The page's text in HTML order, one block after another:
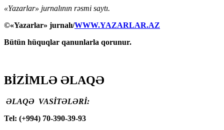
«Yazarlar» jurnalının rəsmi saytı.
©«Yazarlar» jurnalı/WWW.YAZARLAR.AZ
Bütün hüquqlar qanunlarla qorunur.
BİZİMLƏ ƏLAQƏ
ƏLAQƏ VASİTƏLƏRİ:
Tel: (+994) 70-390-39-93